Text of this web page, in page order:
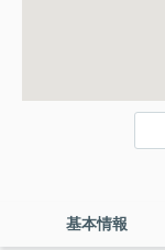
基本情報